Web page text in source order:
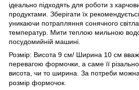
ідеально підходять для роботи з
продуктами. Зберігати їх
уникаючи потрапляння сонячного
температур. Мити теплою мильною
посудомийній машині.
Розмір: Висота 9 см/ Ширина 10 см
перевагою формочки, а саме її
висота, чи то ширина. За потреби
розмір формочок.